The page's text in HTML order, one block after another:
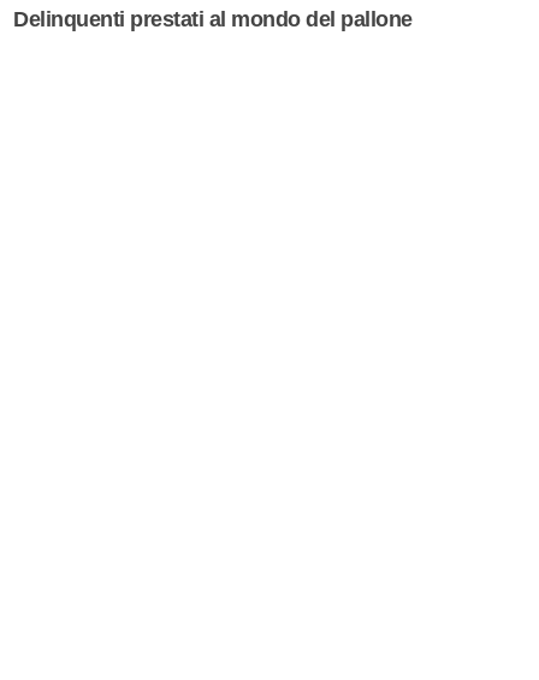
Delinquenti prestati al mondo del pallone